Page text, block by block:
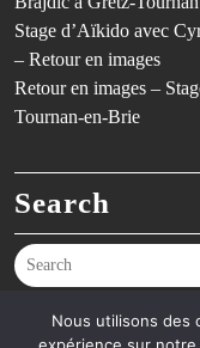
Stage d’Aïkido avec
– Retour en images
Retour en images –
Tournan-en-Brie
Search
Nous utilisons des